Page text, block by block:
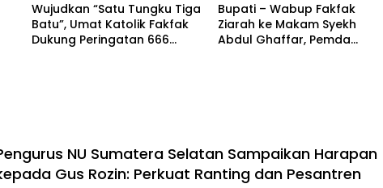
Wujudkan “Satu Tungku Tiga
Batu”, Umat Katolik Fakfak
Dukung Peringatan 666
Bupati – Wabup Fakfak
Ziarah ke Makam Syekh
Abdul Ghaffar, Pemda
NU Sumatera Selatan Sampaikan Harapan
Gus Rozin: Perkuat Ranting dan Pesantren